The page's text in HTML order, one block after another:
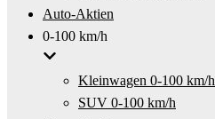
Auto-Aktien
0-100 km/h
Kleinwagen 0-100 km/h
SUV 0-100 km/h